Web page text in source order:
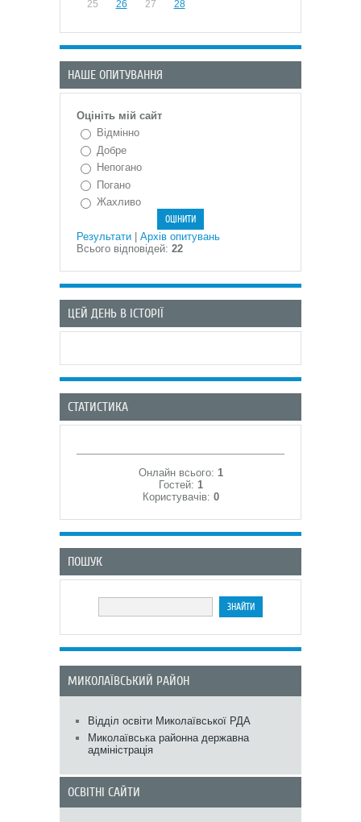
25 26 27 28
НАШЕ ОПИТУВАННЯ
Оцініть мій сайт
Відмінно
Добре
Непогано
Погано
Жахливо
Результати
Архів опитувань
Всього відповідей: 22
ЦЕЙ ДЕНЬ В ІСТОРІЇ
СТАТИСТИКА
Онлайн всього: 1
Гостей: 1
Користувачів: 0
ПОШУК
МИКОЛАЇВСЬКИЙ РАЙОН
Відділ освіти Миколаївської РДА
Миколаївська районна державна
адміністрація
ОСВІТНІ САЙТИ